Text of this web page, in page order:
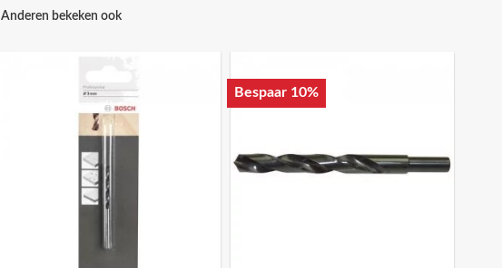
Anderen bekeken ook
Bespaar 10%